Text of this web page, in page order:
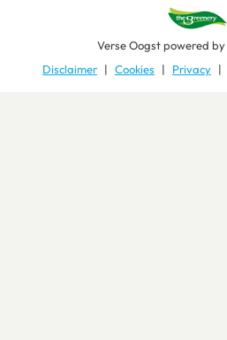
Verse Oogstpowered by
Disclaimer
Cookies Privacy